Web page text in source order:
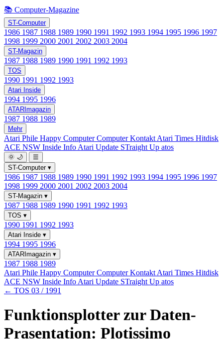
📚 Computer-Magazine
ST-Computer
1986 1987 1988 1989 1990 1991 1992 1993 1994 1995 1996 1997
1998 1999 2000 2001 2002 2003 2004
ST-Magazin
1987 1988 1989 1990 1991 1992 1993
TOS
1990 1991 1992 1993
Atari Inside
1994 1995 1996
ATARImagazin
1987 1988 1989
Mehr
Atari Phile Happy ComputerComputer Kontakt Atari Times Hitdisk
ACE NSW Inside Info Atari Update STraight Up atos
🌞 🌙
☰
ST-Computer ▾
1986 1987 1988 1989 1990 1991 1992 1993 1994 1995 1996 1997
1998 1999 2000 2001 2002 2003 2004
ST-Magazin ▾
1987 1988 1989 1990 1991 1992 1993
TOS ▾
1990 1991 1992 1993
Atari Inside ▾
1994 1995 1996
ATARImagazin ▾
1987 1988 1989
Atari Phile Happy ComputerComputer Kontakt Atari Times Hitdisk
ACE NSW Inside Info Atari Update STraight Up atos
← TOS 03 / 1991
Funktionsplotter zur Daten-
Prasentation: Plotissimo